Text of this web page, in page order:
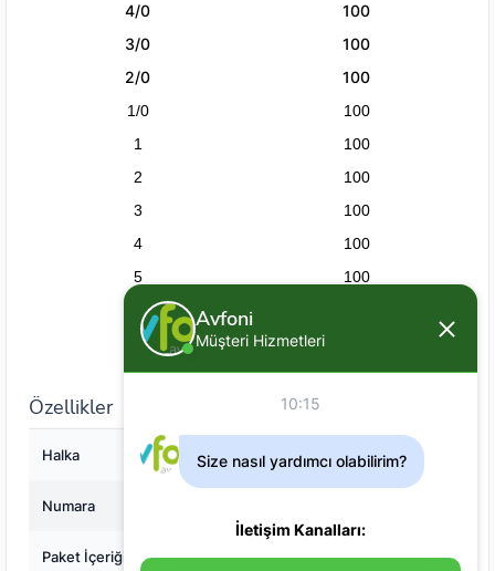
4/0
100
3/0
100
2/0
100
1/0
100
1
100
2
100
3
100
4
100
5
100
7
Özellikler
Halka Yok
Numara
Paket İçeriği 100
Avfoni
Müşteri Hizmetleri
10:15
Size nasıl yardımcı olabilirim?
İletişim Kanalları: